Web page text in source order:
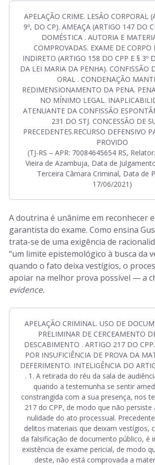
APELAÇÃO CRIME. LESÃO CORPORAL
9º, DO CP). AMEAÇA (ARTIGO 147 DO
DOMÉSTICA . AUTORIA E
COMPROVADAS. EXAME DE CORPO
INDIRETO (ARTIGO 158 DO CPP E § 3º
DA LEI MARIA DA PENHA). CONFISSÃO
ORAL . CONDENAÇÃO
REDIMENSIONAMENTO DA PENA.
NO MÍNIMO LEGAL.
ATENUANTE DA CONFISSÃO
231 DO STJ. CONCESSÃO DE
PRECEDENTES.RECURSO DEFENSIVO
PROVIDO
(TJ-RS – APR: 70084645654 RS,
Vieira de Azambuja, Data de
Terceira Câmara Criminal, Data de
17/06/2021)
A doutrina é unânime em reconhecer
garantista do exame. Como ensina
trata-se de uma exigência de
“um limite epistemológico à busca da
quando o fato deixa vestígios, o
apoiar na melhor prova possível — a
evidence.
APELAÇÃO CRIMINAL. USO DE
PRELIMINAR DE CERCEAMENTO
DESCABIMENTO . ARTIGO 217 DO
POR INSUFICIÊNCIA DE PROVA DA
DEFERIMENTO. INTELIGÊNCIA DO
. 1. A retirada do réu da sala de
quando a testemunha se sentir
constrangida com a sua presença, nos
217 do CPP, de modo que não persiste
nulidade do ato processual.
delitos materiais que deixam vestígios,
da falsificação de documento público, é
existência de exame pericial, de modo
deste, não está comprovada a